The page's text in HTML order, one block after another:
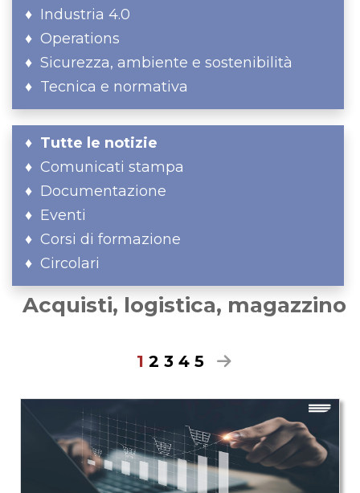
Industria 4.0
Operations
Sicurezza, ambiente e sostenibilità
Tecnica e normativa
Tutte le notizie
Comunicati stampa
Documentazione
Eventi
Corsi di formazione
Circolari
Acquisti, logistica, magazzino
1 2 3 4 5